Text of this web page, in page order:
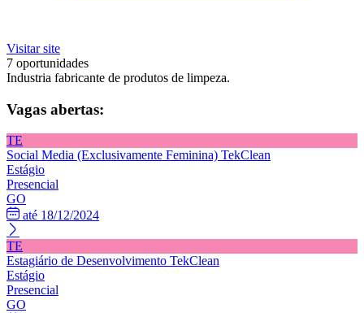
Visitar site
7 oportunidades
Industria fabricante de produtos de limpeza.
Vagas abertas:
TE
Social Media (Exclusivamente Feminina) TekClean
Estágio
Presencial
GO
até 18/12/2024
TE
Estagiário de Desenvolvimento TekClean
Estágio
Presencial
GO